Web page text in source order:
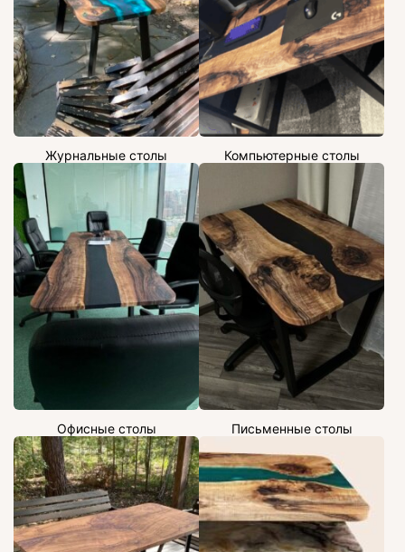
Журнальные столы Компьютерные столы
Офисные столы Письменные столы